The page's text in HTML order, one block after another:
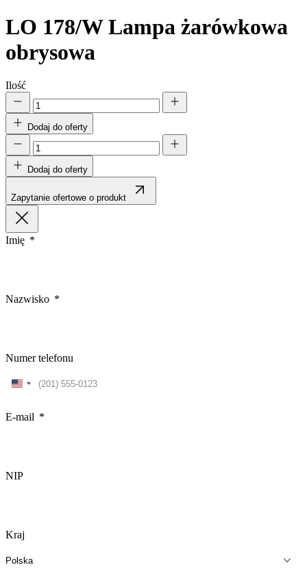
LO 178/W Lampa żarówkowa
obrysowa
Ilość
Dodaj do oferty
Dodaj do oferty
Zapytanie ofertowe o produkt
Imię
Nazwisko
Numer telefonu
United
E-mail
NIP
Kraj